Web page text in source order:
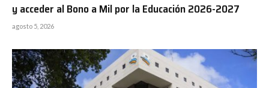
y acceder al Bono a Mil por la Educación 2026-2027
agosto 5, 2026